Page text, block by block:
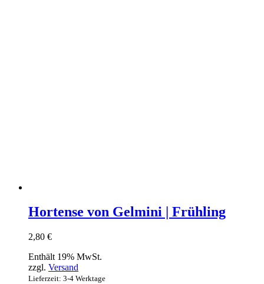
Hortense von Gelmini | Frühling
2,80 €
Enthält 19% MwSt.
zzgl. Versand
Lieferzeit: 3-4 Werktage